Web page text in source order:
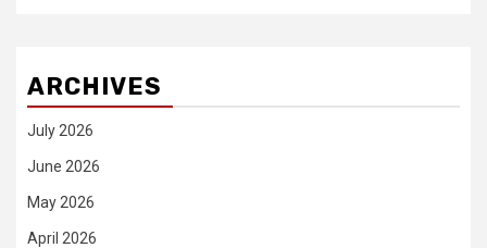
ARCHIVES
July 2026
June 2026
May 2026
April 2026